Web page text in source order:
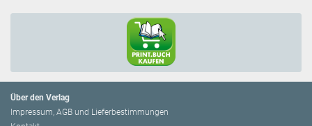
Über den Verlag
Impressum, AGB und Lieferbestimmungen